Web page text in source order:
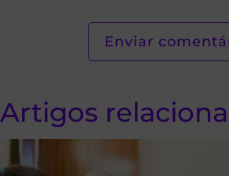
Artigos